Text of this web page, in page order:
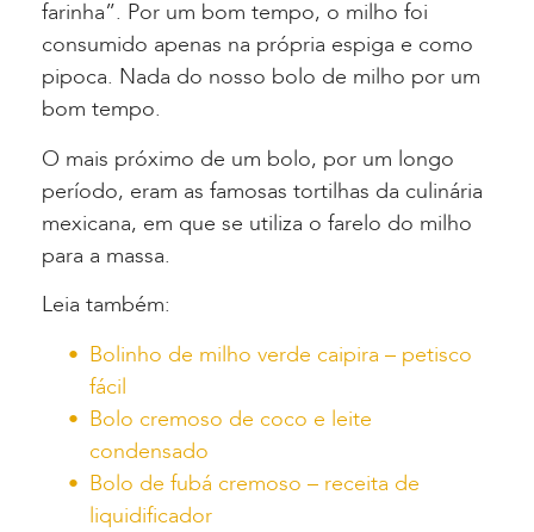
farinha”. Por um bom tempo, o milho foi
consumido apenas na própria espiga e como
pipoca. Nada do nosso bolo de milho por um
bom tempo.
O mais próximo de um bolo, por um longo
período, eram as famosas tortilhas da culinária
mexicana, em que se utiliza o farelo do milho
para a massa.
Leia também:
Bolinho de milho verde caipira – petisco
fácil
Bolo cremoso de coco e leite
condensado
Bolo de fubá cremoso – receita de
liquidificador